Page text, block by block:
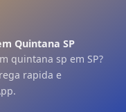
Quintana SP
quintana sp em SP?
rapida e
dos seus dados com
de atendimento via
/politica-de-